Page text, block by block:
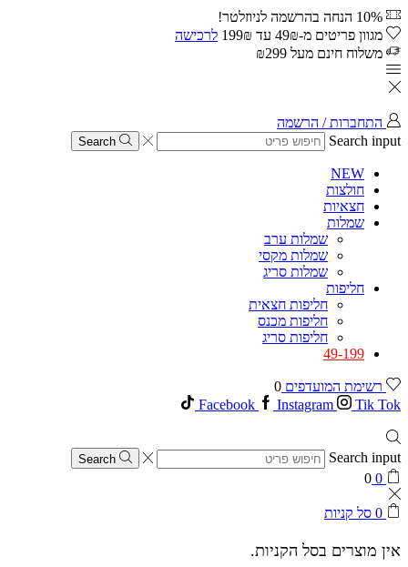
10% הנחה בהרשמה לניוזלטר!
מגוון פריטים מ-49₪ עד 199₪
לרכישה
משלוח חינם מעל ₪299
התחברות / הרשמה
Search input
Search
NEW
חולצות
חצאיות
שמלות
שמלות ערב
שמלות מקסי
שמלות סריג
חליפות
חליפות חצאית
חליפות מכנס
חליפות סריג
49-199
רשימת המועדפים 0
Facebook
Instagram Tik Tok
Search input
Search
0
0
0 סל קניות
אין מוצרים בסל הקניות.